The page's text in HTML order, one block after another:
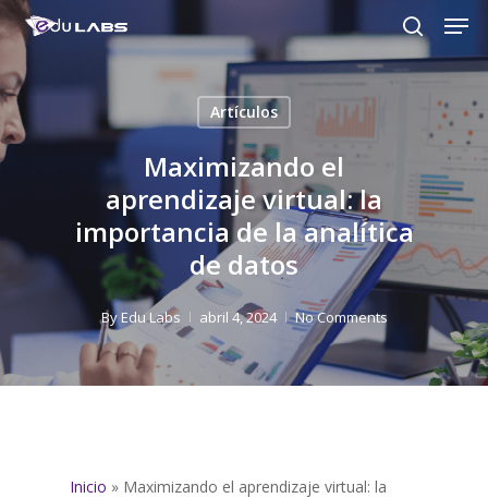
Skip
to
main
content
search
Artículos
Maximizando el
aprendizaje virtual: la
importancia de la analítica
de datos
By Edu Labs abril 4, 2024 No Comments
Inicio » Maximizando el aprendizaje virtual: la
Close